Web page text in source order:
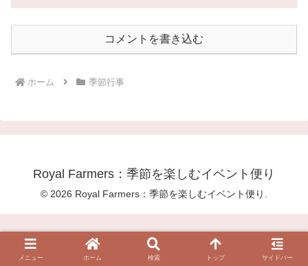
コメントを書き込む
ホーム 季節行事
Royal Farmers：季節を楽しむイベント便り
© 2026 Royal Farmers：季節を楽しむイベント便り.
メニュー ホーム 検索 トップ サイドバー